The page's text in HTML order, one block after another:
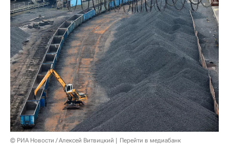
© РИА Новости / Алексей Витвицкий
Перейти в медиабанк